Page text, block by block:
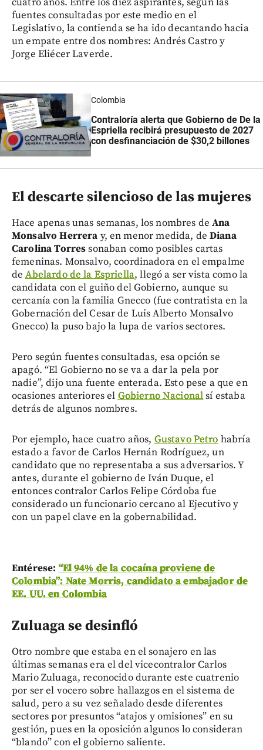
fuentes consultadas por este medio en el
Legislativo, la contienda se ha ido decantando hacia
un empate entre dos nombres: Andrés Castro y
Jorge Eliécer Laverde.
Colombia
Contraloría alerta que Gobierno de De la
Espriella recibirá presupuesto de 2027
con desfinanciación de $30,2 billones
El descarte silencioso de las mujeres
Hace apenas unas semanas, los nombres deAna
Monsalvo Herrera y, en menor medida, deDiana
Carolina Torressonaban como posibles cartas
femeninas. Monsalvo, coordinadora en el empalme
deAbelardo de la Espriella, llegó a ser vista como la
candidata con el guiño del Gobierno, aunque su
cercanía con la familia Gnecco (fue contratista en la
Gobernación del Cesar de Luis Alberto Monsalvo
Gnecco) la puso bajo la lupa de varios sectores.
Pero según fuentes consultadas, esa opción se
apagó. “El Gobierno no se va a dar la pela por
nadie”, dijo una fuente enterada. Esto pese a que en
ocasiones anteriores elGobierno Nacionalsí estaba
detrás de algunos nombres.
Por ejemplo, hace cuatro años,Gustavo Petrohabría
estado a favor de Carlos Hernán Rodríguez, un
candidato que no representaba a sus adversarios. Y
antes, durante el gobierno de Iván Duque, el
entonces contralor Carlos Felipe Córdoba fue
considerado un funcionario cercano al Ejecutivo y
con un papel clave en la gobernabilidad.
Entérese:“El 94% de la cocaína proviene de
Colombia”: Nate Morris, candidato a embajador de
EE. UU. en Colombia
Zuluaga se desinfló
Otro nombre que estaba en el sonajero en las
últimas semanas era el del vicecontralor Carlos
Mario Zuluaga, reconocido durante este cuatrenio
por ser el vocero sobre hallazgos en el sistema de
salud, pero a su vez señalado desde diferentes
sectores por presuntos “atajos y omisiones” en su
gestión, pues en la oposición algunos lo consideran
“blando” con el gobierno saliente.